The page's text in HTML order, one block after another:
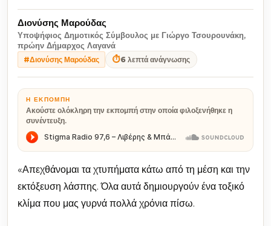
Διονύσης Μαρούδας
Υποψήφιος Δημοτικός Σύμβουλος με Γιώργο Τσουρουνάκη,
πρώην Δήμαρχος Λαγανά
#Διονύσης Μαρούδας ⏱6 λεπτά ανάγνωσης
Η ΕΚΠΟΜΠΉ
Ακούστε ολόκληρη την εκπομπή στην οποία φιλοξενήθηκε η
συνέντευξη.
«Απεχθάνομαι τα χτυπήματα κάτω από τη μέση και την
εκτόξευση λάσπης. Όλα αυτά δημιουργούν ένα τοξικό
κλίμα που μας γυρνά πολλά χρόνια πίσω.